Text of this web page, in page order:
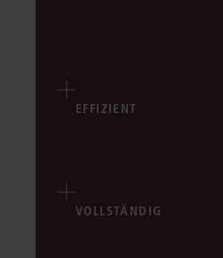
EFFIZIENT
VOLLSTÄNDIG